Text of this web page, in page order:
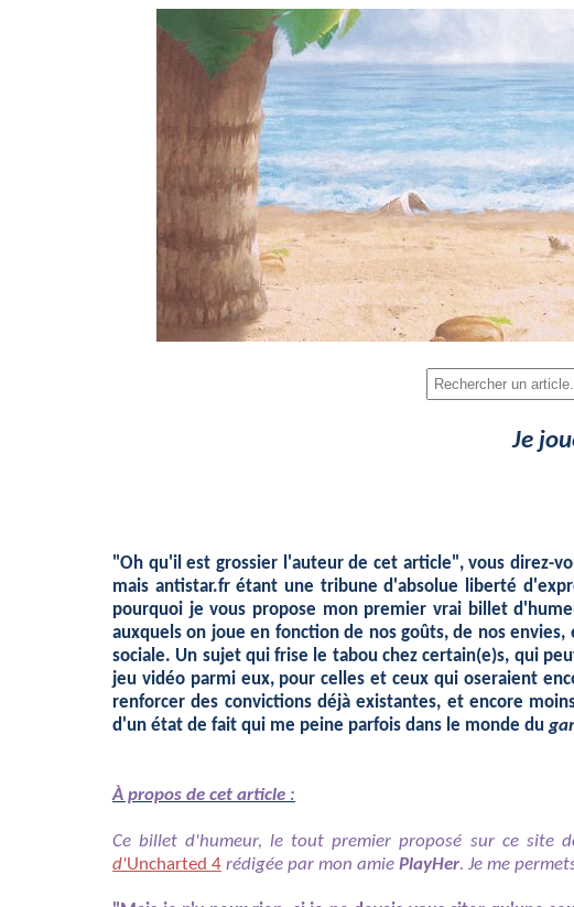
Je
"Oh qu'il est grossier l'auteur de cet article", vous direz-
mais antistar.fr étant une tribune d'absolue liberté
pourquoi je vous propose mon premier vrai billet
auxquels on joue en fonction de nos goûts, de nos
sociale. Un sujet qui frise le tabou chez certain(e)s, qui
jeu vidéo parmi eux, pour celles et ceux qui oseraient
renforcer des convictions déjà existantes, et encore
d'un état de fait qui me peine parfois dans le monde du
À propos de cet article :
Ce billet d'humeur, le tout premier proposé sur ce site
d'Uncharted 4 rédigée par mon amiePlayHer. Je me